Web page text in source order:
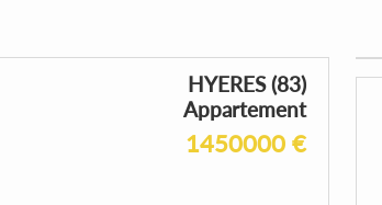
HYERES (83)
Appartement
1450000 €